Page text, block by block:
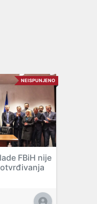
NEISPUNJENO
FBiH nije